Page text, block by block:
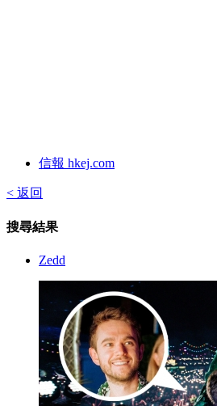
信報 hkej.com
< 返回
搜尋結果
Zedd